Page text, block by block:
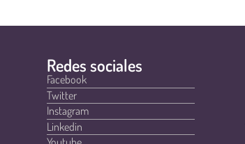
Redes sociales
Facebook
Twitter
Instagram
Linkedin